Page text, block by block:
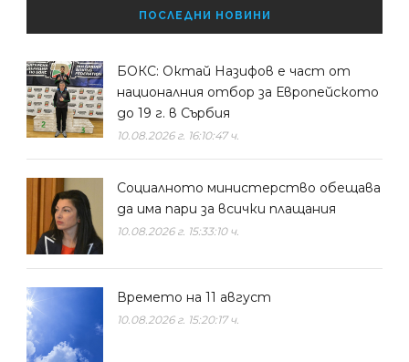
ПОСЛЕДНИ НОВИНИ
БОКС: Октай Назифов е част от
националния отбор за Европейското
до 19 г. в Сърбия
10.08.2026 г. 16:10:47 ч.
Социалното министерство обещава
да има пари за всички плащания
10.08.2026 г. 15:33:10 ч.
Времето на 11 август
10.08.2026 г. 15:20:17 ч.